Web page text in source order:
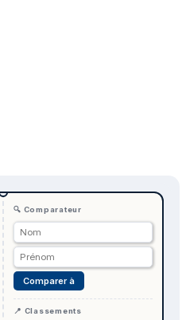
🔍 Comparateur
Comparer à
📍 Classements